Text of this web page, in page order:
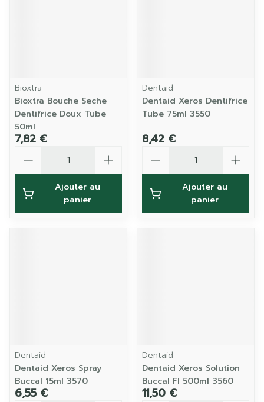
Bioxtra
Bioxtra Bouche Seche
Dentifrice Doux Tube
50ml
7,82 €
Ajouter au
panier
Dentaid
Dentaid Xeros Dentifrice
Tube 75ml 3550
8,42 €
Ajouter au
panier
Dentaid
Dentaid Xeros Spray
Buccal 15ml 3570
6,55 €
Dentaid
Dentaid Xeros Solution
Buccal Fl 500ml 3560
11,50 €